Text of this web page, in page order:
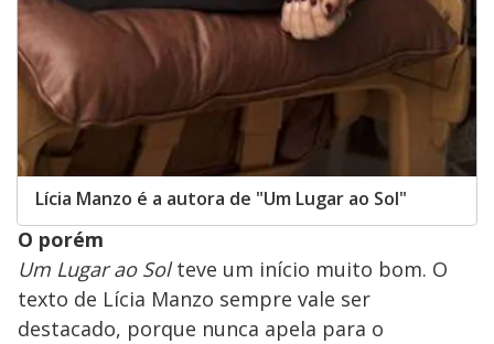
Lícia Manzo é a autora de "Um Lugar ao Sol"
O porém
Um Lugar ao Solteve um início muito bom. O
texto de Lícia Manzo sempre vale ser
destacado, porque nunca apela para o